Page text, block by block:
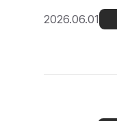
2026.06.01